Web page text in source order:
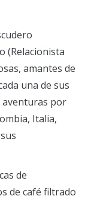
(Relacionista
amantes de
una de sus
aventuras por
Italia,
de
de café filtrado